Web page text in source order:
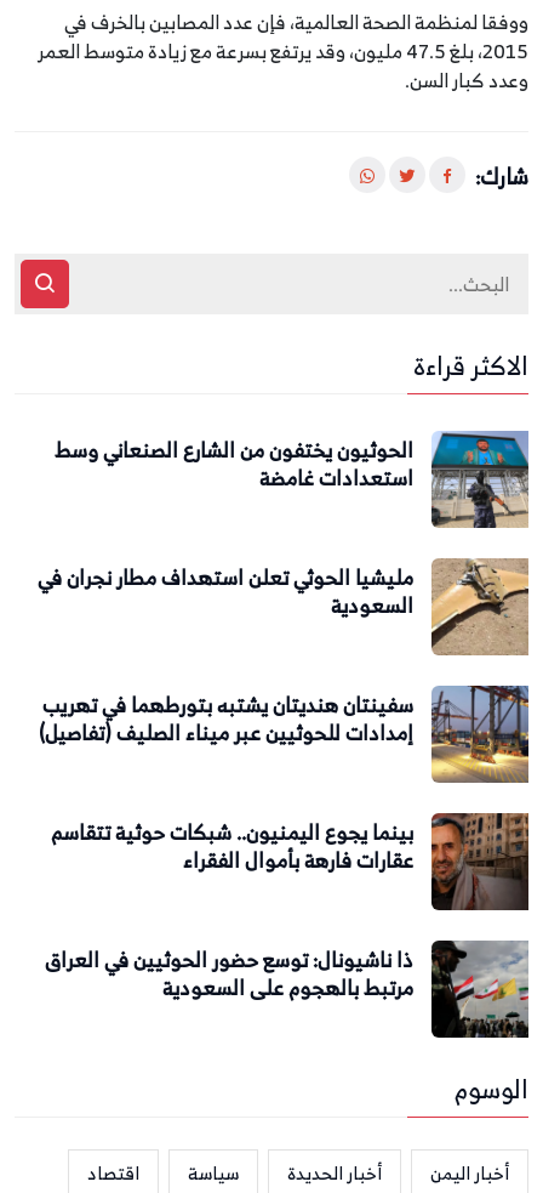
ووفقا لمنظمة الصحة العالمية، فإن عدد المصابين بالخرف في
2015، بلغ 47.5 مليون، وقد يرتفع بسرعة مع زيادة متوسط العمر
وعدد كبار السن.
شارك:
الاكثر قراءة
الحوثيون يختفون من الشارع الصنعاني وسط
استعدادات غامضة
مليشيا الحوثي تعلن استهداف مطار نجران في
السعودية
سفينتان هنديتان يشتبه بتورطهما في تهريب
إمدادات للحوثيين عبر ميناء الصليف (تفاصيل)
بينما يجوع اليمنيون.. شبكات حوثية تتقاسم
عقارات فارهة بأموال الفقراء
ذا ناشيونال: توسع حضور الحوثيين في العراق
مرتبط بالهجوم على السعودية
الوسوم
أخبار اليمن أخبار الحديدة سياسة
اقتصاد